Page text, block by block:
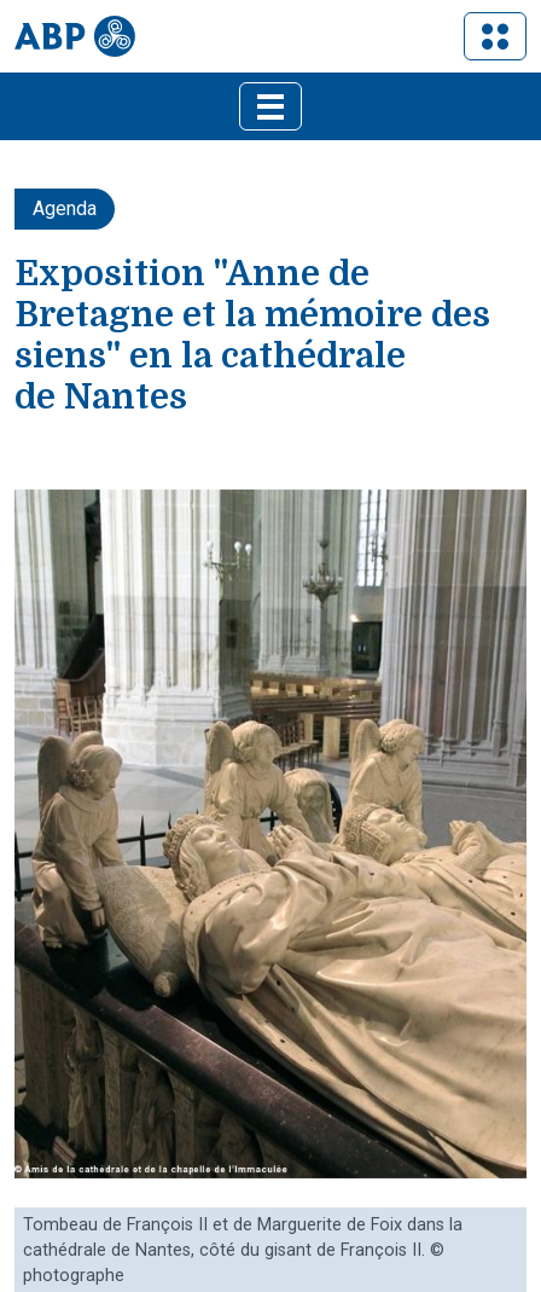
Agenda
Exposition "Anne de
Bretagne et la mémoire des
siens" en la cathédrale
de Nantes
Tombeau de François II et de Marguerite de Foix dans la
cathédrale de Nantes, côté du gisant de François II. ©
photographe